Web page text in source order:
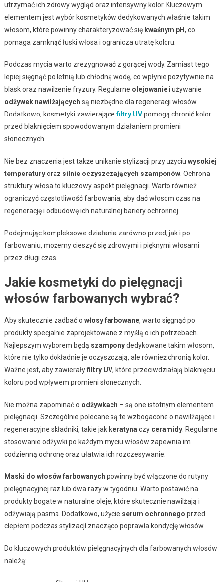
utrzymać ich zdrowy wygląd oraz intensywny kolor. Kluczowym
elementem jest wybór kosmetyków dedykowanych właśnie takim
włosom, które powinny charakteryzować się kwaśnym pH, co
pomaga zamknąć łuski włosa i ogranicza utratę koloru.
Podczas mycia warto zrezygnować z gorącej wody. Zamiast tego
lepiej sięgnąć po letnią lub chłodną wodę, co wpłynie pozytywnie na
blask oraz nawilżenie fryzury. Regularne olejowaniei używanie
odżywek nawilżających są niezbędne dla regeneracji włosów.
Dodatkowo, kosmetyki zawierającefiltry UVpomogą chronić kolor
przed blaknięciem spowodowanym działaniem promieni
słonecznych.
Nie bez znaczenia jest także unikanie stylizacji przy użyciu wysokiej
temperaturyoraz silnie oczyszczających szamponów. Ochrona
struktury włosa to kluczowy aspekt pielęgnacji. Warto również
ograniczyć częstotliwość farbowania, aby dać włosom czas na
regenerację i odbudowę ich naturalnej bariery ochronnej.
Podejmując kompleksowe działania zarówno przed, jak i po
farbowaniu, możemy cieszyć się zdrowymi i pięknymi włosami
przez długi czas.
Jakie kosmetyki do pielęgnacji
włosów farbowanych wybrać?
Aby skutecznie zadbać o włosy farbowane, warto sięgnąć po
produkty specjalnie zaprojektowane z myślą o ich potrzebach.
Najlepszym wyborem będą szamponydedykowane takim włosom,
które nie tylko dokładnie je oczyszczają, ale również chronią kolor.
Ważne jest, aby zawierałyfiltry UV, które przeciwdziałają blaknięciu
koloru pod wpływem promieni słonecznych.
Nie można zapominać o odżywkach – są one istotnym elementem
pielęgnacji. Szczególnie polecane są te wzbogacone o nawilżające i
regeneracyjne składniki, takie jak keratyna czy ceramidy. Regularne
stosowanie odżywki po każdym myciu włosów zapewnia im
codzienną ochronę oraz ułatwia ich rozczesywanie.
Maski do włosów farbowanych powinny być włączone do rutyny
pielęgnacyjnej raz lub dwa razy w tygodniu. Warto postawić na
produkty bogate w naturalne oleje, które skutecznie nawilżają i
odżywiają pasma. Dodatkowo, użycie serum ochronnego przed
ciepłem podczas stylizacji znacząco poprawia kondycję włosów.
Do kluczowych produktów pielęgnacyjnych dla farbowanych włosów
należą: